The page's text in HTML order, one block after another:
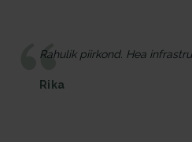
Rahulik piirkond. Hea
Rika